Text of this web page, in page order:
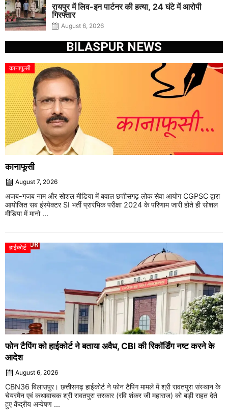
रायपुर में लिव-इन पार्टनर की हत्या, 24 घंटे में आरोपी
गिरफ्तार
August 6, 2026
BILASPUR NEWS
कानाफूसी
कानाफूसी
August 7, 2026
अजब-गजब नाम और सोशल मीडिया में बवाल छत्तीसगढ़ लोक सेवा आयोग CGPSC द्वारा
आयोजित सब इंस्पेक्टर SI भर्ती प्रारंभिक परीक्षा 2024 के परिणाम जारी होते ही सोशल
मीडिया में मानो ...
हाईकोर्ट
फोन टैपिंग को हाईकोर्ट ने बताया अवैध, CBI की रिकॉर्डिंग नष्ट करने के
आदेश
August 6, 2026
CBN36 बिलासपुर। छत्तीसगढ़ हाईकोर्ट ने फोन टैपिंग मामले में श्री रावतपुरा संस्थान के
चेयरमैन एवं कथावाचक श्री रावतपुरा सरकार (रवि शंकर जी महाराज) को बड़ी राहत देते
हुए केंद्रीय अन्वेषण ...